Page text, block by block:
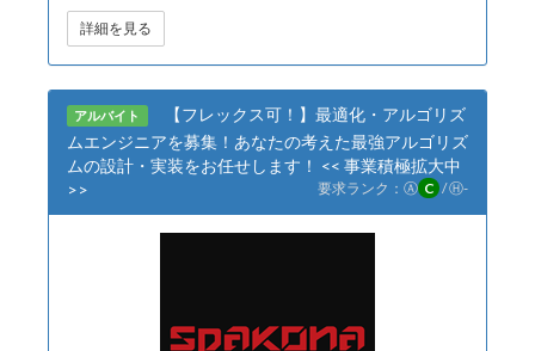
詳細を見る
アルバイト
【フレックス可！】最適化・アルゴリズ
ムエンジニアを募集！あなたの考えた最強アルゴリズ
ムの設計・実装をお任せします！ << 事業積極拡大中
>>
要求ランク： Ⓐ C /Ⓗ-